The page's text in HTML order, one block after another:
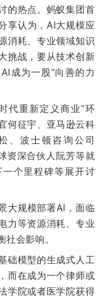
的热点。蚂蚁集团首
享认为，AI大规模应
消耗、专业领域知识
挑战，要从技术创新
成为一股“向善的力
代重新定义商业”环
何征宇、亚马逊云科
、波士顿咨询公司
资深合伙人阮芳等就
个里程碑等展开讨
大规模部署AI，面临
力等资源消耗、专业
会影响。
础模型的生成式人工
而在成为一个律师或
学院或者医学院获得